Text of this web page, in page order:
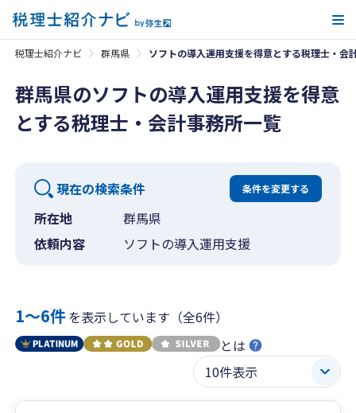
税理士紹介ナビ 群馬県 ソフトの導入運用支援を得意とする税理士・会
群馬県のソフトの導入運用支援を得意
とする税理士・会計事務所一覧
現在の検索条件 条件を変更する
所在地
群馬県
依頼内容
ソフトの導入運用支援
1〜6件を表示しています（全6件）
とは